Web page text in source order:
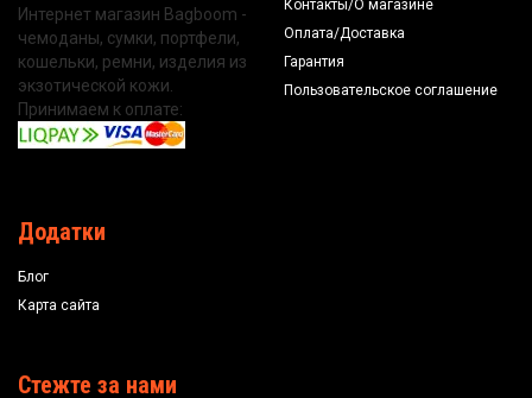
Интернет магазин Bagboom -
чемоданы, сумки, портфели,
кошельки, ремни, изделия из
экзотической кожи.
Принимаем к оплате:
Контакты/О магазине
Оплата/Доставка
Гарантия
Пользовательское соглашение
Додатки
Блог
Карта сайта
Стежте за нами